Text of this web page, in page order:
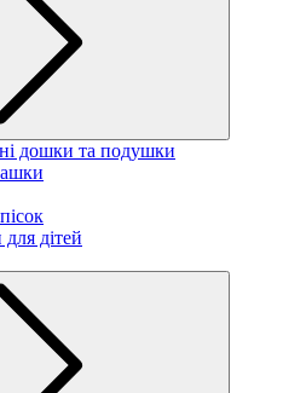
дошки та подушки
дітей